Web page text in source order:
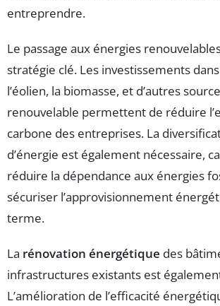
entreprendre.
Le passage aux énergies
stratégie clé. Les investissements
l’éolien, la biomasse, et d’autres
renouvelable permettent de réduire
carbone des entreprises. La
d’énergie est également nécessaire,
réduire la dépendance aux énergies
sécuriser l’approvisionnement
terme.
La rénovation énergétique des
infrastructures existants est
L’amélioration de l’efficacité